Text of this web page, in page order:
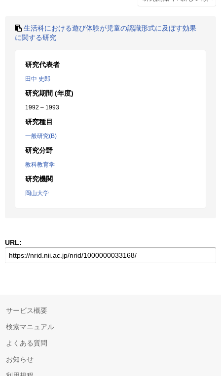
生活科における遊び体験が児童の認識形式に及ぼす効果
に関する研究
研究代表者
田中 史郎
研究期間 (年度)
1992 – 1993
研究種目
一般研究(B)
研究分野
教科教育学
研究機関
岡山大学
URL:
サービス概要
検索マニュアル
よくある質問
お知らせ